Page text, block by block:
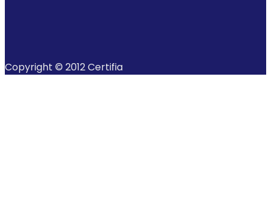
Copyright © 2012 Certifia